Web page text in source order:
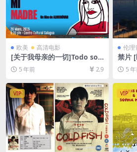
欧美 高清电影
[关于我母亲的一切]Todo sob
re mi madre (1999)[百度网
盘+迅雷云盘资源1080P超清
未删减][MP4/6.5GB][中文字
幕]
5 年前 2.9
伦理
禁片
+迅
高清
5
VIP VIP